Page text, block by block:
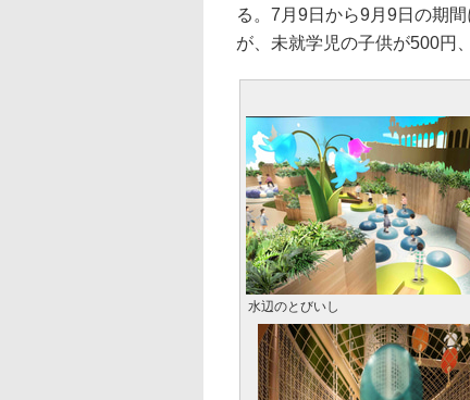
る。7月9日から9月9日の期
が、未就学児の子供が500円
水辺のとびいし